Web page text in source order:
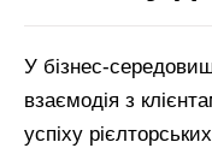
У бізнес-
взаємодія з
успіху